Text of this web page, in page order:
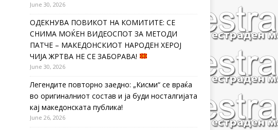
June 30, 2026
ОДЕКНУВА ПОВИКОТ НА КОМИТИТЕ: СЕ
СНИМА МОЌЕН ВИДЕОСПОТ ЗА МЕТОДИ
ПАТЧЕ – МАКЕДОНСКИОТ НАРОДЕН ХЕРОЈ
ЧИЈА ЖРТВА НЕ СЕ ЗАБОРАВА!
June 30, 2026
Легендите повторно заедно: „Кисми“ се враќа
во оригиналниот состав и ја буди носталгијата
кај македонската публика!
June 26, 2026